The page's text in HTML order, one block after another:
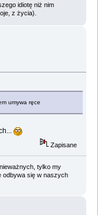
idiotę niż nim
z życia).
umywa ręce
Zapisane
tylko my
odbywa się w naszych